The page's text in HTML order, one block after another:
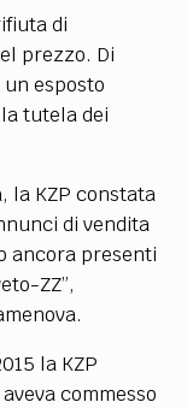
di
prezzo. Di
esposto
tutela dei
la KZP constata
di vendita
ancora presenti
ZZ”,
la KZP
commesso